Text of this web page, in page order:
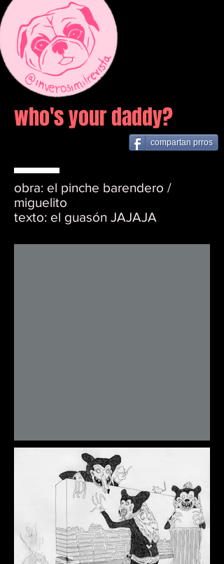
who's your daddy?
compartan prros
obra: el pinche barendero /
miguelito
texto: el guasón JAJAJA